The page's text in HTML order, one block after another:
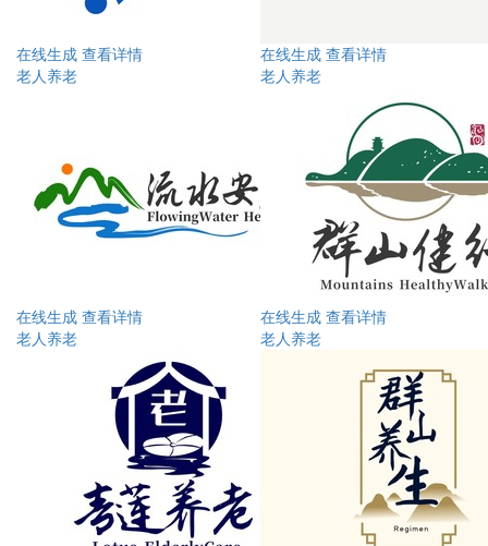
在线生成 查看详情
老人养老
在线生成 查看详情
老人养老
在线生成 查看详情
老人养老
在线生成 查看详情
老人养老